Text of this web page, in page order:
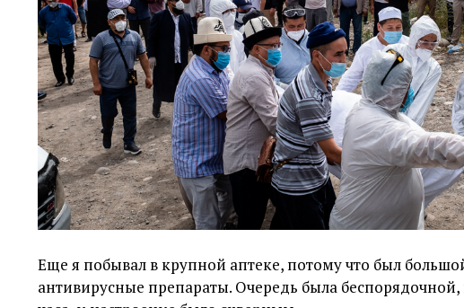
Еще я побывал в крупной аптеке, потому что был
антивирусные препараты. Очередь была